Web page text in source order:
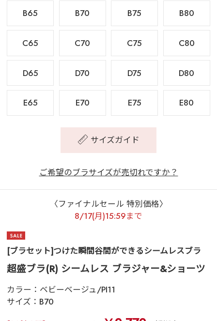
B65 B70 B75 B80
C65 C70 C75 C80
D65 D70 D75 D80
E65 E70 E75 E80
サイズガイド
ご希望のブラサイズが売切れですか？
〈ファイナルセール 特別価格〉
8/17(月)15:59まで
[ブラセット]つけた瞬間谷間ができるシームレスブラ
超盛ブラ(R) シームレス ブラジャー&ショーツ
カラー： ベビーベージュ/PI11
サイズ： B70